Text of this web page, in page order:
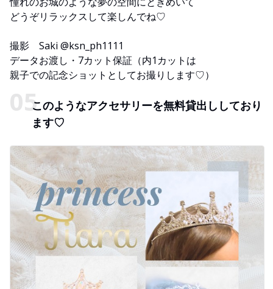
どうぞリラックスして楽しんでね♡
撮影 Saki @ksn_ph1111
データお渡し・7カット保証（内1カットは
親子での記念ショットとしてお撮りします♡）
このようなアクセサリーを無料貸出ししており
ます♡